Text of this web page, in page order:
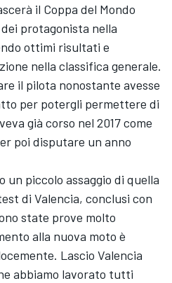
il Coppa del Mondo
protagonista nella
ottimi risultati e
nella classifica generale.
il pilota nonostante avesse
per potergli permettere di
già corso nel 2017 come
poi disputare un anno
un piccolo assaggio di quella
di Valencia, conclusi con
state prove molto
alla nuova moto è
Lascio Valencia
abbiamo lavorato tutti